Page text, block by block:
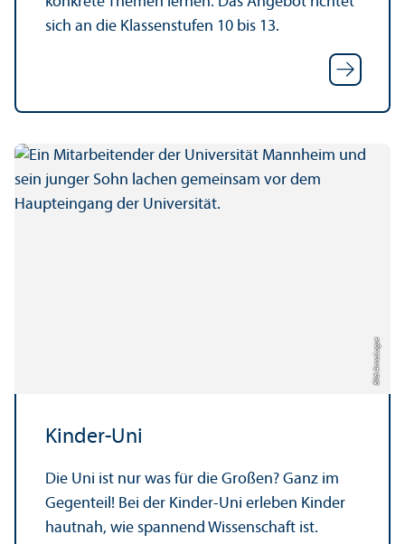
sich an die Klassenstufen 10 bis 13.
Bild: Anna Logue
Kinder-Uni
Die Uni ist nur was für die Großen? Ganz im
Gegenteil! Bei der Kinder-Uni erleben Kinder
hautnah, wie spannend Wissenschaft ist.